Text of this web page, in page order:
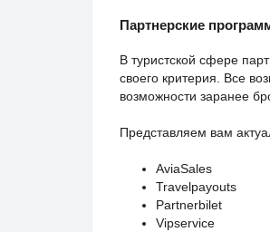
Партнерские
В туристской сфере
своего критерия. Все
возможности заранее
Представляем вам
AviaSales
Travelpayouts
Partnerbilet
Vipservice